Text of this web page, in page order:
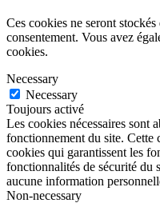
Ces cookies ne seront
consentement. Vous avez
cookies.
Necessary
Necessary
Toujours activé
Les cookies nécessaires sont
fonctionnement du site. Cette
cookies qui garantissent les
fonctionnalités de sécurité du
aucune information
Non-necessary